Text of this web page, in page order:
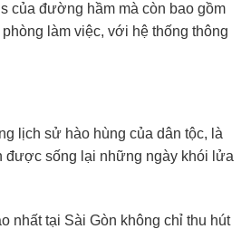
của đường hầm mà còn bao gồm
làm việc, với hệ thống thông
lịch sử hào hùng của dân tộc, là
được sống lại những ngày khói lửa
nhất tại Sài Gòn không chỉ thu hút